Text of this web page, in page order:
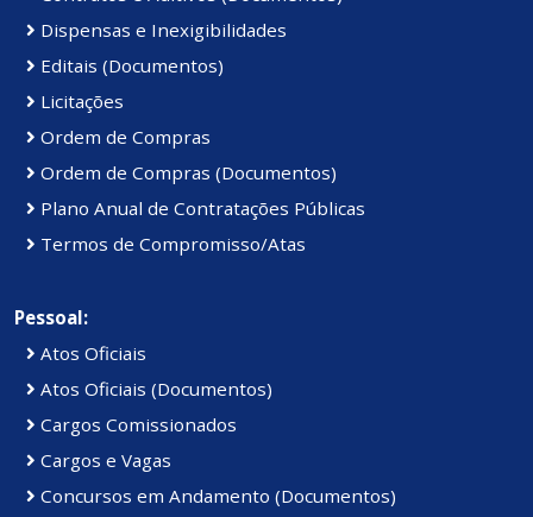
Dispensas e Inexigibilidades
Editais (Documentos)
Licitações
Ordem de Compras
Ordem de Compras (Documentos)
Plano Anual de Contratações Públicas
Termos de Compromisso/Atas
Pessoal:
Atos Oficiais
Atos Oficiais (Documentos)
Cargos Comissionados
Cargos e Vagas
Concursos em Andamento (Documentos)